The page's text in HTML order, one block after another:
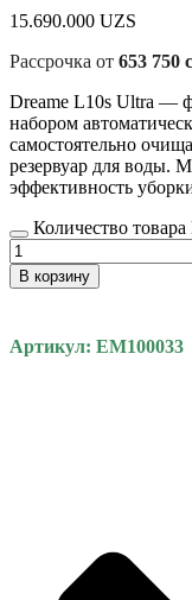
15.690.000 UZS
Рассрочка от 653 750
Dreame L10s Ultra —
набором
самостоятельно
резервуар для воды.
эффективность
Количество
В корзину
Артикул: EM100033